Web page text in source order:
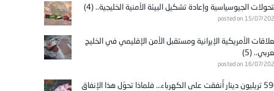
الجيوسياسية وإعادة تشكيل البيئة الأمنية الخليجية.. (4)
posted on 15/07/
الأمريكية الإيرانية ومستقبل الأمن الإقليمي في الخليج
(5)
posted on 16/07/
596 تريليون دينار أُنفقت على الكهرباء… فلماذا تحوّل هذا الإنفاق